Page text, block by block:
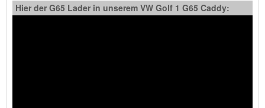
Hier der G65 Lader in unserem VW Golf 1 G65 Caddy: